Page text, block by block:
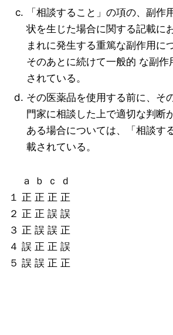
「相談すること」の項の、副作
状を生じた場合に関する記載に
まれに発生する重篤な副作用に
そのあとに続けて一般的 な副作
されている。
その医薬品を使用する前に、そ
門家に相談した上で適切な判断
ある場合については、「相談す
載されている。
ａ ｂ ｃ ｄ
１ 正 正 正 正
２ 正 正 誤 誤
３ 正 誤 誤 正
４ 誤 正 正 誤
５ 誤 誤 正 正